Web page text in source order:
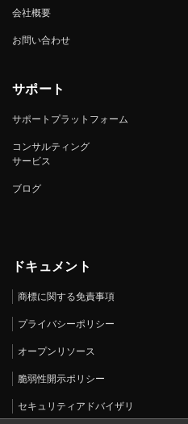
会社概要
お問い合わせ
サポート
サポートプラットフォーム
コンサルティング
サービス
ブログ
ドキュメント
商標に関する免責事項
プライバシーポリシー
オープンリソース
脆弱性開示ポリシー
セキュリティアドバイザリ